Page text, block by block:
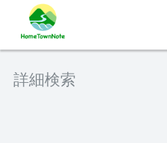
詳細検索